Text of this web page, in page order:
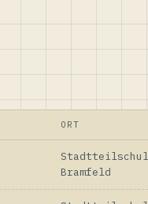
ORT
Bramfeld